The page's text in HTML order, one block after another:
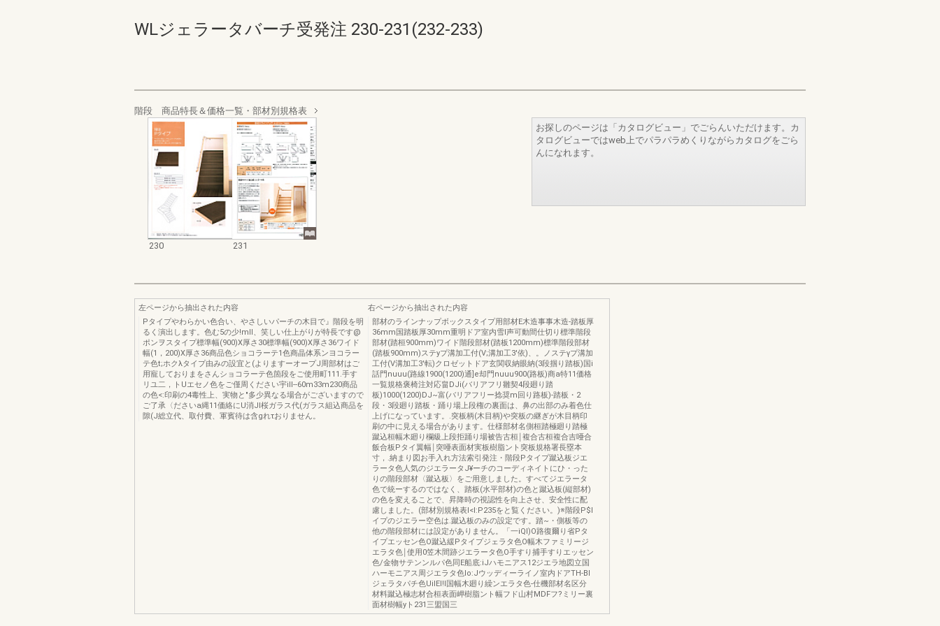
WLジェラータバーチ受発注 230-231(232-233)
階段 商品特長＆価格一覧・部材別規格表
230 231
お探しのページは「カタログビュー」でごらんいただけます。カ
タログビューではweb上でパラパラめくりながらカタログをごら
んになれます。
左ページから抽出された内容
Pタイプやわらかい色合い、やさしいパーチの木目で』階段を明
るく演出します。色む5の少!mIl、笑しい仕上がりが特長です@
ポンヲスタイプ標準幅(900)X厚さ30標準幅(900)X厚さ36ワイド
幅(1，200)X厚さ36商品色ショコラーテ1色商晶体系ンヨコラー
テ色t;ホクλタイプ由みの設宜と(よりますーオープJ周部材はご
用寵しておりまをさんショコラーテ色箇段をご使用町111.手す
リユ二，トUエセノ色をご僅周ください宇ill--60m33m230商品
の色<:印刷の4毒性上、実物と"多少異なる場合がございますので
ご了承〈ださいa縄11価絡にU消JI桜ガラス代(ガラス組込商品を
隙(J総立代、取付費、軍賓待は含gれτおりません。
右ページから抽出された内容
部材のラインナップボックスタイプ用部材E木造事事木造-踏板厚
36mm国踏板厚30mm重明ドア室内雪l声可動間仕切り標準階段
部材(踏桓900mm)ワイド階段部材(踏板1200mm)標準階段部材
(踏板900mm)ステyプ溝加工付(V;溝加工3'依)、。ノステγプ溝加
工付(V溝加工3'転)クロゼットドア玄関収納眼納(3段掴り踏板)国i
話門nuuu(路線1900(1200)通]e却門nuuu900(路板)商a特11価格
一覧規格褒椅注対応畠DJi(バリアフリ雛契4段廻り踏
板)1000(1200)DJ~富(バリアフリー捻奨m回り路板)-踏板・2
段・3段廻り踏板・踊り場上段権の裏面は、鼻の出部のみ着色仕
上げになっています。.突板柄(木目柄)や突板の継ぎが木目柄印
刷の中に見える場合があります。仕様部材名側桓踏極廻り踏極
蹴込桓幅木廻り欄級上段拒踊り場被告古桓￨複合古桓複合吉唖合
飯合板Pタイ翼幅￨突唖表面材実板樹脂ント突板規格署長塁本
寸，.納まり図お手入れ方法索引発注・階段Pタイプ蹴込板ジエ
ラータ色人気のジエラータJ¥ーチのコーディネイトにひ・った
りの階段部材〈蹴込板〉をご用意しました。すべてジエラータ
色で統ーするのではなく、踏板(水平部材)の色と蹴込板(縦部材)
の色を変えることで、昇降時の視認性を向上させ、安全性に配
慮しました。(部材別規格表I<l:P235をと覧ください。)※階段P$l
イプのジエラー空色は.蹴込板のみの設定です。踏~・側板等の
他の階段部材には設定がありません。「一iQl)O路復爾り省Pタ
イプエッセン色O蹴込緩Pタイプジェラタ色O幅木ファミリージ
エラタ色￨使用0笠木間跡ジエラータ色O手すり捕手すりエッセン
色/金物サテンンルパ色同E船底:iJハモニアス12ジエラ地図立国
ハーモニアス周ジエラタ色lo:Jウッディーライノ室内ドアTH-Bl
ジェラタパチ色UilEI!l国幅木廻り繰ンエラタ色-仕機部材名区分
材料蹴込極志材合桓表面岬樹脂ント幅フド山村MDFフ?ミリー裏
面材樹幅yト231三盟国三